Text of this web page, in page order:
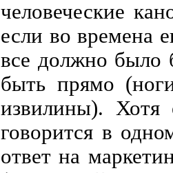
человеческие
если во времена
все должно было
быть прямо
извилины). Хотя
говорится в
ответ на